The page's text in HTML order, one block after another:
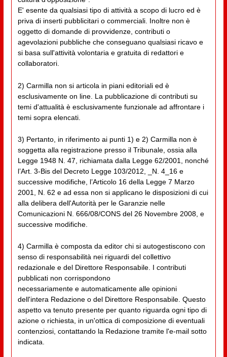
E' esente da qualsiasi tipo di attività a scopo di lucro ed è
priva di inserti pubblicitari o commerciali. Inoltre non è
oggetto di domande di provvidenze, contributi o
agevolazioni pubbliche che conseguano qualsiasi ricavo e
si basa sull'attività volontaria e gratuita di redattori e
collaboratori.
2) Carmilla non si articola in piani editoriali ed è
esclusivamente on line. La pubblicazione di contributi su
temi d'attualità è esclusivamente funzionale ad affrontare i
temi sopra elencati.
3) Pertanto, in riferimento ai punti 1) e 2) Carmilla non è
soggetta alla registrazione presso il Tribunale, ossia alla
Legge 1948 N. 47, richiamata dalla Legge 62/2001, nonché
l’Art. 3-Bis del Decreto Legge 103/2012, _N. 4_16 e
successive modifiche, l’Articolo 16 della Legge 7 Marzo
2001, N. 62 e ad essa non si applicano le disposizioni di cui
alla delibera dell'Autorità per le Garanzie nelle
Comunicazioni N. 666/08/CONS del 26 Novembre 2008, e
successive modifiche.
4) Carmilla è composta da editor chi si autogestiscono con
senso di responsabilità nei riguardi del collettivo
redazionale e del Direttore Responsabile. I contributi
pubblicati non corrispondono
necessariamente e automaticamente alle opinioni
dell'intera Redazione o del Direttore Responsabile. Questo
aspetto va tenuto presente per quanto riguarda ogni tipo di
azione o richiesta, in un'ottica di composizione di eventuali
contenziosi, contattando la Redazione tramite l'e-mail sotto
indicata.